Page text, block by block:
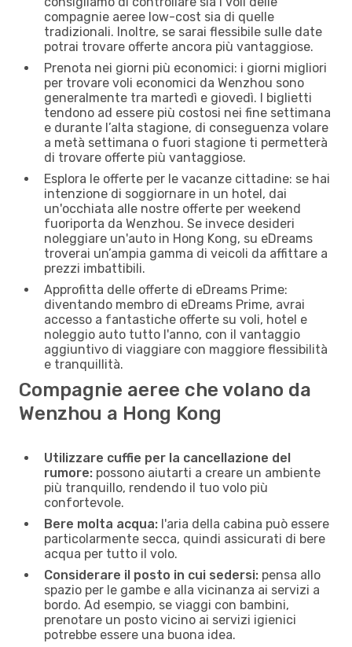
compagnie aeree low-cost sia di quelle
tradizionali. Inoltre, se sarai flessibile sulle date
potrai trovare offerte ancora più vantaggiose.
Prenota nei giorni più economici: i giorni migliori
per trovare voli economici da Wenzhou sono
generalmente tra martedì e giovedì. I biglietti
tendono ad essere più costosi nei fine settimana
e durante l’alta stagione, di conseguenza volare
a metà settimana o fuori stagione ti permetterà
di trovare offerte più vantaggiose.
Esplora le offerte per le vacanze cittadine: se hai
intenzione di soggiornare in un hotel, dai
un'occhiata alle nostre offerte per weekend
fuoriporta da Wenzhou. Se invece desideri
noleggiare un'auto in Hong Kong, su eDreams
troverai un’ampia gamma di veicoli da affittare a
prezzi imbattibili.
Approfitta delle offerte di eDreams Prime:
diventando membro di eDreams Prime, avrai
accesso a fantastiche offerte su voli, hotel e
noleggio auto tutto l'anno, con il vantaggio
aggiuntivo di viaggiare con maggiore flessibilità
e tranquillità.
Compagnie aeree che volano da
Wenzhou a Hong Kong
Utilizzare cuffie per la cancellazione del
rumore: possono aiutarti a creare un ambiente
più tranquillo, rendendo il tuo volo più
confortevole.
Bere molta acqua: l'aria della cabina può essere
particolarmente secca, quindi assicurati di bere
acqua per tutto il volo.
Considerare il posto in cui sedersi: pensa allo
spazio per le gambe e alla vicinanza ai servizi a
bordo. Ad esempio, se viaggi con bambini,
prenotare un posto vicino ai servizi igienici
potrebbe essere una buona idea.